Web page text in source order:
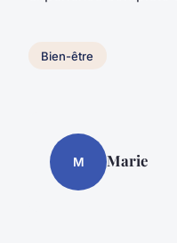
Bien-être
M Marie